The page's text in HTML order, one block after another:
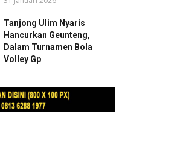
Tanjong Ulim Nyaris
Hancurkan Geunteng,
Dalam Turnamen Bola
Volley Gp